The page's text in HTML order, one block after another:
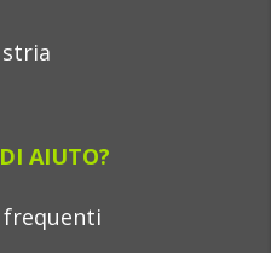
AIUTO?
frequenti